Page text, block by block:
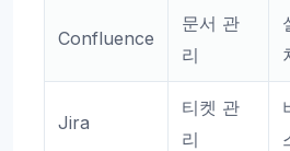
Confluence
문서 관
리
Jira
티켓 관
리